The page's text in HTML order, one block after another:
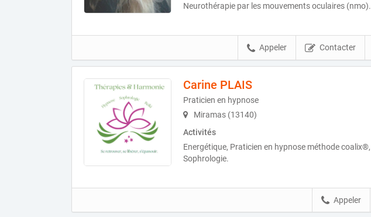
Neurothérapie par les mouvements oculaires (nmo).
Contacter
Appeler
Carine PLAIS
Praticien en hypnose
Miramas (13140)
Activités
Energétique, Praticien en hypnose méthode coalix®,
Sophrologie.
Appeler